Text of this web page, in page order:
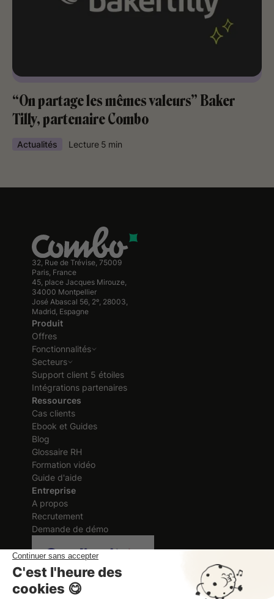
“On partage les mêmes valeurs” Baker
Tilly, partenaire Combo
Actualités Lecture 5 min
32, Rue de Trévise, 75009
Paris, France
45, place Jacques Mirouze,
34000 Montpellier
José Abascal 56, 2º, 28003,
Madrid, Espagne
Produit
Offres
Fonctionnalités
Secteurs
Support client 5 étoiles
Intégrations partenaires
Ressources
Cas clients
Ebook et Guides
Blog
Glossaire RH
Formation vidéo
Guide d'aide
Entreprise
A propos
Recrutement
Demande de démo